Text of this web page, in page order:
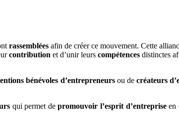
rassemblées afin de créer ce mouvement. Cette
contribution et d’unir leurs compétences distinctes
bénévoles d’entrepreneursou decréateurs
qui permet depromouvoir l’esprit d’entrepriseen